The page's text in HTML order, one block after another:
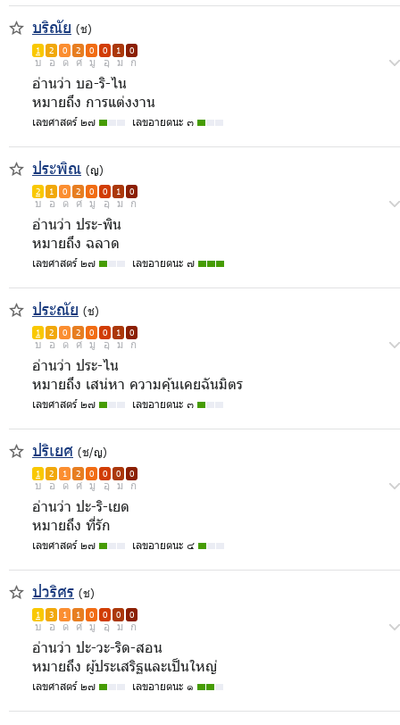
บริณัย (ช)
1 2 0 2 0 0 1 0
บ อ ด ศ มู อุ ม ก
อ่านว่า บอ-ริ-ไน
หมายถึง การแต่งงาน
เลขศาสตร์ ๒๗ เลขอายตนะ ๓
ประพิณ (ญ)
2 1 0 2 0 0 1 0
บ อ ด ศ มู อุ ม ก
อ่านว่า ประ-พิน
หมายถึง ฉลาด
เลขศาสตร์ ๒๗ เลขอายตนะ ๗
ประณัย (ช)
1 2 0 2 0 0 1 0
บ อ ด ศ มู อุ ม ก
อ่านว่า ประ-ไน
หมายถึง เสน่หา ความคุ้นเคยฉันมิตร
เลขศาสตร์ ๒๗ เลขอายตนะ ๓
ปริเยศ (ช/ญ)
1 2 1 2 0 0 0 0
บ อ ด ศ มู อุ ม ก
อ่านว่า ปะ-ริ-เยด
หมายถึง ที่รัก
เลขศาสตร์ ๒๗ เลขอายตนะ ๔
ปวริศร (ช)
1 3 1 1 0 0 0 0
บ อ ด ศ มู อุ ม ก
อ่านว่า ปะ-วะ-ริด-สอน
หมายถึง ผู้ประเสริฐและเป็นใหญ่
เลขศาสตร์ ๒๗ เลขอายตนะ ๑